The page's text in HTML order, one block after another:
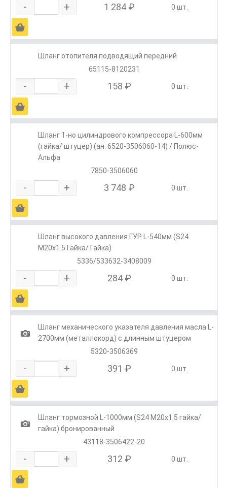
- + 1 284 ₽ 0 шт.
Ä
Шланг отопителя подводящий передний
65115-8120231
- + 158 ₽ 0 шт.
Ä
Шланг 1-но цилиндрового компрессора L-600мм
(гайка/ штуцер) (ан. 6520-3506060-14) / Полюс-
Альфа
7850-3506060
- + 3 748 ₽ 0 шт.
Ä
Шланг высокого давления ГУР L-540мм (S24
М20х1.5 Гайка/ Гайка)
5336/533632-3408009
- + 284 ₽ 0 шт.
Ä
1
Шланг механического указателя давления масла L-
2700мм (металлокорд) с длинным штуцером
5320-3506369
- + 391 ₽ 0 шт.
Ä
1
Шланг тормозной L-1000мм (S24 M20x1.5 гайка/
гайка) бронированный
43118-3506422-20
- + 312 ₽ 0 шт.
Ä